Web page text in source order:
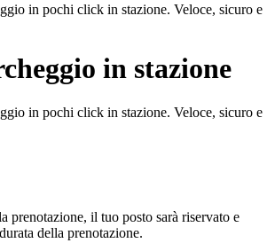
in pochi click in stazione. Veloce, sicuro e
in stazione
in pochi click in stazione. Veloce, sicuro e
prenotazione, il tuo posto sarà riservato e
della prenotazione.